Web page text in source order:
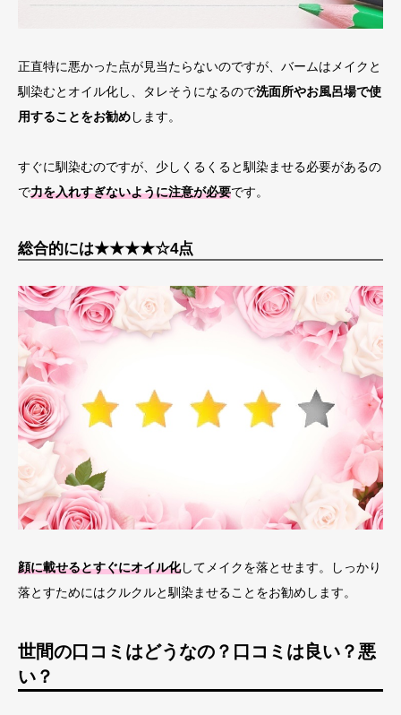
正直特に悪かった点が見当たらないのですが、バームはメイクと
馴染むとオイル化し、タレそうになるので洗面所やお風呂場で使
用することをお勧めします。
すぐに馴染むのですが、少しくるくると馴染ませる必要があるの
で力を入れすぎないように​注意が必要です。​
総合的には★★★★☆4点
顔に載せるとすぐにオイル化してメイクを落とせます。しっかり
落とすためにはクルクルと馴染ませることをお勧めします。
世間の口コミはどうなの？口コミは良い？悪
い？